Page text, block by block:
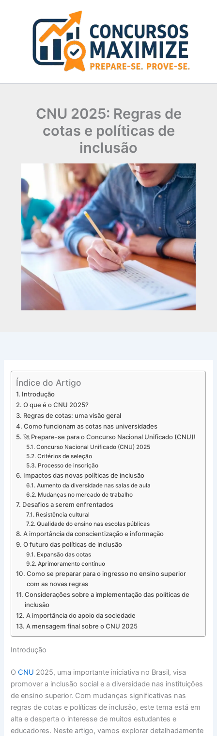
CNU 2025: Regras de
cotas e políticas de
inclusão
Índice do Artigo
Introdução
O que é o CNU 2025?
Regras de cotas: uma visão geral
Como funcionam as cotas nas universidades
🚀 Prepare-se para o Concurso Nacional Unificado (CNU)!
Concurso Nacional Unificado (CNU) 2025
Critérios de seleção
Processo de inscrição
Impactos das novas políticas de inclusão
Aumento da diversidade nas salas de aula
Mudanças no mercado de trabalho
Desafios a serem enfrentados
Resistência cultural
Qualidade do ensino nas escolas públicas
A importância da conscientização e informação
O futuro das políticas de inclusão
Expansão das cotas
Aprimoramento contínuo
Como se preparar para o ingresso no ensino superior
com as novas regras
Considerações sobre a implementação das políticas de
inclusão
A importância do apoio da sociedade
A mensagem final sobre o CNU 2025
Introdução
OCNU 2025, uma importante iniciativa no Brasil, visa
promover a inclusão social e a diversidade nas instituições
de ensino superior. Com mudanças significativas nas
regras de cotas e políticas de inclusão, este tema está em
alta e desperta o interesse de muitos estudantes e
educadores. Neste artigo, vamos explorar detalhadamente